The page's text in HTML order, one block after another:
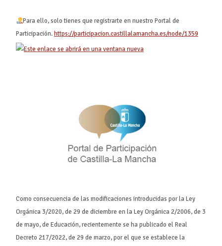
Para ello, solo tienes que registrarte en nuestro Portal de
Participación.https://participacion.castillalamancha.es/node/1359
Como consecuencia de las modificaciones introducidas por la Ley
Orgánica 3/2020, de 29 de diciembre en la Ley Orgánica 2/2006, de 3
de mayo, de Educación, recientemente se ha publicado el Real
Decreto 217/2022, de 29 de marzo, por el que se establece la